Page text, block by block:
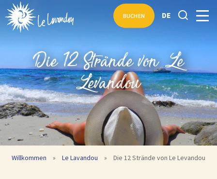
BUCHEN DE
Die 12 Strände von Le
Levandou
Willkommen » Le Lavandou » Die 12 Strände von Le Levandou